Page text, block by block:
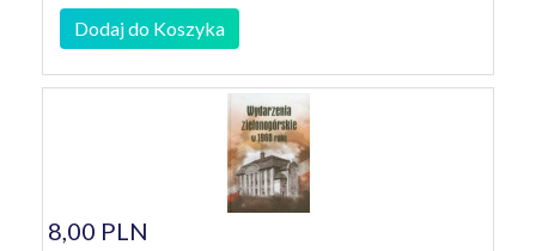
Dodaj do Koszyka
8,00 PLN